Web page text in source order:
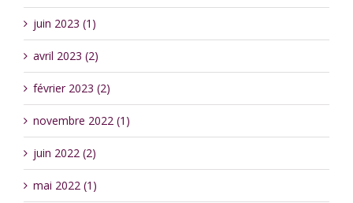
juin 2023 (1)
avril 2023 (2)
février 2023 (2)
novembre 2022 (1)
juin 2022 (2)
mai 2022 (1)